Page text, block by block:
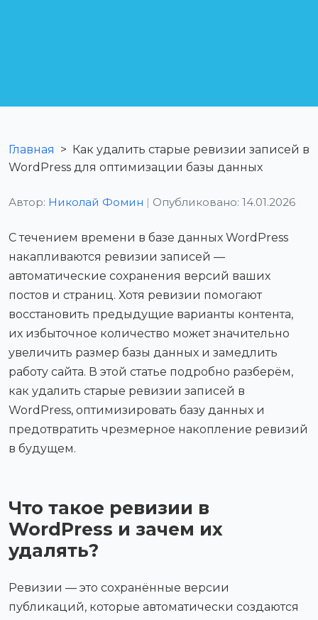
Главная > Как удалить старые ревизии записей в
WordPress для оптимизации базы данных
Автор: Николай Фомин | Опубликовано: 14.01.2026
С течением времени в базе данных WordPress
накапливаются ревизии записей —
автоматические сохранения версий ваших
постов и страниц. Хотя ревизии помогают
восстановить предыдущие варианты контента,
их избыточное количество может значительно
увеличить размер базы данных и замедлить
работу сайта. В этой статье подробно разберём,
как удалить старые ревизии записей в
WordPress, оптимизировать базу данных и
предотвратить чрезмерное накопление ревизий
в будущем.
Что такое ревизии в
WordPress и зачем их
удалять?
Ревизии — это сохранённые версии
публикаций, которые автоматически создаются